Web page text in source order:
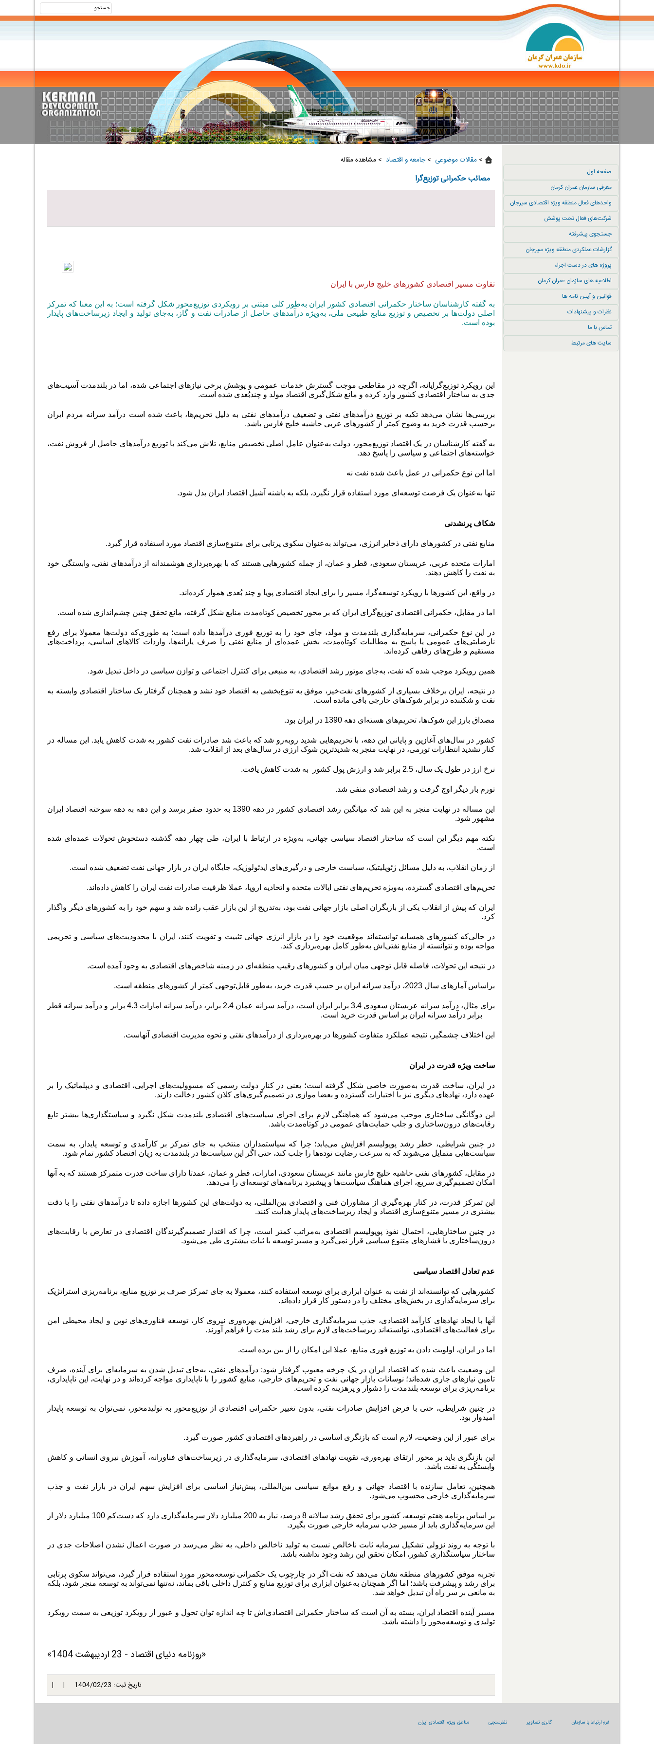
صفحه اول
معرفی سازمان عمران کرمان
واحدهای فعال منطقه ویژه اقتصادی سیرجان
شرکت‌های فعال تحت پوشش
جستجوی پیشرفته
گزارشات عملکردی منطقه ویژه سیرجان
پروژه های در دست اجراء
اطلاعیه های سازمان عمران کرمان
قوانین و آیین نامه ها
نظرات و پیشنهادات
تماس با ما
سایت های مرتبط
> مقالات موضوعی ‏ > جامعه و اقتصاد ‏ > مشاهده مقاله
مصائب حکمرانی توزیع‌گرا
تفاوت مسیر اقتصادی کشورهای خلیج فارس با ایران
به گفته کارشناسان ساختار حکمرانی اقتصادی کشور ایران به‌طور کلی مبتنی بر رویکردی توزیع‌محور شکل گرفته است؛ به این معنا که تمرکز
اصلی دولت‌ها بر تخصیص و توزیع منابع طبیعی ملی، به‌ویژه درآمدهای حاصل از صادرات نفت و گاز، به‌جای تولید و ایجاد زیرساخت‌های پایدار
بوده است.
این رویکرد توزیع‌گرایانه، اگرچه در مقاطعی موجب گسترش خدمات عمومی و پوشش برخی نیازهای اجتماعی شده، اما در بلندمدت آسیب‌های
جدی به ساختار اقتصادی کشور وارد کرده و مانع شکل‌گیری اقتصاد مولد و چندبُعدی شده است.
بررسی‌ها نشان می‌دهد تکیه بر توزیع درآمدهای نفتی و تضعیف درآمدهای نفتی به دلیل تحریم‌ها، باعث شده است درآمد سرانه مردم ایران
برحسب قدرت خرید به‌ وضوح کمتر از کشورهای عربی حاشیه خلیج فارس باشد.
به گفته کارشناسان در یک اقتصاد توزیع‌محور، دولت به‌عنوان عامل اصلی تخصیص منابع، تلاش می‌کند با توزیع درآمدهای حاصل از فروش نفت،
خواسته‌های اجتماعی و سیاسی را پاسخ دهد.
اما این نوع حکمرانی در عمل باعث شده نفت نه‌
تنها به‌عنوان یک فرصت توسعه‌ای مورد استفاده قرار نگیرد، بلکه به پاشنه آشیل اقتصاد ایران بدل شود.
شکاف پرنشدنی
منابع نفتی در کشورهای دارای ذخایر انرژی، می‌تواند به‌عنوان سکوی پرتابی برای متنوع‌سازی اقتصاد مورد استفاده قرار ‌گیرد.
امارات متحده عربی، عربستان سعودی، قطر و عمان، از جمله کشورهایی هستند که با بهره‌برداری هوشمندانه از درآمدهای نفتی، وابستگی خود
به نفت را کاهش دهند.
در واقع، این کشورها با رویکرد توسعه‌گرا، مسیر را برای ایجاد اقتصادی پویا و چند بُعدی هموار کرده‌اند.
اما در مقابل، حکمرانی اقتصادی توزیع‌گرای ایران که بر محور تخصیص کوتاه‌مدت منابع شکل گرفته، مانع تحقق چنین چشم‌اندازی شده است.
در این نوع حکمرانی، سرمایه‌گذاری بلندمدت و مولد، جای خود را به توزیع فوری درآمدها داده است؛ به طوری‌که دولت‌ها معمولا برای رفع
نارضایتی‌های عمومی یا پاسخ به مطالبات کوتاه‌مدت، بخش عمده‌ای از منابع نفتی را صرف یارانه‌ها، واردات کالاهای اساسی، پرداخت‌های
مستقیم و طرح‌های رفاهی کرده‌اند.
همین رویکرد موجب شده که نفت، به‌جای موتور رشد اقتصادی، به منبعی برای کنترل اجتماعی و توازن سیاسی در داخل تبدیل شود.
در نتیجه، ایران برخلاف بسیاری از کشورهای نفت‌خیز، موفق به تنوع‌بخشی به اقتصاد خود نشد و همچنان گرفتار یک ساختار اقتصادی وابسته به
نفت و شکننده در برابر شوک‌های خارجی باقی مانده است.
مصداق بارز این شوک‌ها، تحریم‌های هسته‌ای دهه 1390 در ایران بود.
کشور در سال‌های آغازین و پایانی این دهه، با تحریم‌هایی شدید روبه‌رو شد که باعث شد صادرات نفت کشور به شدت کاهش یابد. این مساله در
کنار تشدید انتظارات تورمی، در نهایت منجر به شدیدترین شوک ارزی در سال‌های بعد از انقلاب شد.
نرخ ارز در طول یک سال، 2.5 برابر شد و ارزش پول کشور به شدت کاهش یافت.
تورم بار دیگر اوج گرفت و رشد اقتصادی منفی شد.
این مساله در نهایت منجر به این شد که میانگین رشد اقتصادی کشور در دهه 1390 به حدود صفر برسد و این دهه به دهه سوخته اقتصاد ایران
مشهور شود.
نکته مهم دیگر این است که ساختار اقتصاد سیاسی جهانی، به‌ویژه در ارتباط با ایران، طی چهار دهه گذشته دستخوش تحولات عمده‌ای شده
است.
از زمان انقلاب، به‌ دلیل مسائل ژئوپلیتیک، سیاست خارجی و درگیری‌های ایدئولوژیک، جایگاه ایران در بازار جهانی نفت تضعیف شده است.
تحریم‌های اقتصادی گسترده، به‌ویژه تحریم‌های نفتی ایالات متحده و اتحادیه اروپا، عملا ظرفیت صادرات نفت ایران را کاهش داده‌اند.
ایران که پیش از انقلاب یکی از بازیگران اصلی بازار جهانی نفت بود، به‌تدریج از این بازار عقب رانده شد و سهم خود را به کشورهای دیگر واگذار
کرد.
در‌ حالی‌که کشورهای همسایه توانسته‌اند موقعیت خود را در بازار انرژی جهانی تثبیت و تقویت کنند، ایران با محدودیت‌های سیاسی و تحریمی
مواجه بوده و نتوانسته از منابع نفتی‌اش به‌طور کامل بهره‌برداری کند.
در نتیجه این تحولات، فاصله قابل توجهی میان ایران و کشورهای رقیب منطقه‌ای در زمینه شاخص‌های اقتصادی به ‌وجود آمده است.
بر‌اساس آمارهای سال 2023، درآمد سرانه ایران بر حسب قدرت خرید، به‌طور قابل‌توجهی کمتر از کشورهای منطقه است.
برای مثال، درآمد سرانه عربستان سعودی 3.4 برابر ایران است، درآمد سرانه عمان 2.4 برابر، درآمد سرانه امارات 4.3 برابر و درآمد سرانه قطر
این اختلاف چشمگیر، نتیجه عملکرد متفاوت کشورها در بهره‌برداری از درآمدهای نفتی و نحوه مدیریت اقتصادی آنهاست.
ساخت ویژه قدرت در ایران
در ایران، ساخت قدرت به‌صورت خاصی شکل گرفته است؛ یعنی در کنار دولت رسمی که مسوولیت‌های اجرایی، اقتصادی و دیپلماتیک را بر
عهده دارد، نهادهای دیگری نیز با اختیارات گسترده و بعضا موازی در تصمیم‌گیری‌های کلان کشور دخالت دارند.
این دوگانگی ساختاری موجب می‌شود که هماهنگی لازم برای اجرای سیاست‌های اقتصادی بلندمدت شکل نگیرد و سیاستگذاری‌ها بیشتر تابع
رقابت‌های درون‌ساختاری و جلب حمایت‌های عمومی در کوتاه‌مدت باشد.
در چنین شرایطی، خطر رشد پوپولیسم افزایش می‌یابد؛ چرا که سیاستمداران منتخب به جای تمرکز بر کارآمدی و توسعه پایدار، به سمت
سیاست‌هایی متمایل می‌شوند که به‌ سرعت رضایت توده‌ها را جلب کند، حتی اگر این سیاست‌ها در بلندمدت به زیان اقتصاد کشور تمام شود.
در مقابل، کشورهای نفتی حاشیه خلیج فارس مانند عربستان سعودی، امارات، قطر و عمان، عمدتا دارای ساخت قدرت متمرکز هستند که به آنها
امکان تصمیم‌گیری سریع، اجرای هماهنگ سیاست‌ها و پیشبرد برنامه‌های توسعه‌ای را می‌دهد.
این تمرکز قدرت، در کنار بهره‌گیری از مشاوران فنی و اقتصادی بین‌المللی، به دولت‌های این کشورها اجازه داده تا درآمدهای نفتی را با دقت
بیشتری در مسیر متنوع‌سازی اقتصاد و ایجاد زیرساخت‌های پایدار هدایت کنند.
در چنین ساختارهایی، احتمال نفوذ پوپولیسم اقتصادی به‌مراتب کمتر است، چرا که اقتدار تصمیم‌گیرندگان اقتصادی در تعارض با رقابت‌های
درون‌ساختاری یا فشارهای متنوع سیاسی قرار نمی‌گیرد و مسیر توسعه با ثبات بیشتری طی می‌شود.
عدم تعادل اقتصاد سیاسی
کشورهایی که توانسته‌اند از نفت به‌ عنوان ابزاری برای توسعه استفاده کنند، معمولا به‌ جای تمرکز صرف بر توزیع منابع، برنامه‌ریزی استراتژیک
برای سرمایه‌گذاری در بخش‌های مختلف را در دستور کار قرار داده‌اند.
آنها با ایجاد نهادهای کارآمد اقتصادی، جذب سرمایه‌گذاری خارجی، افزایش بهره‌وری نیروی کار، توسعه فناوری‌های نوین و ایجاد محیطی امن
برای فعالیت‌های اقتصادی، توانسته‌اند زیرساخت‌های لازم برای رشد بلند مدت را فراهم آورند.
اما در ایران، اولویت دادن به توزیع فوری منابع، عملا این امکان را از بین برده است.
این وضعیت باعث شده که اقتصاد ایران در یک چرخه معیوب گرفتار شود: درآمدهای نفتی، به‌جای تبدیل شدن به سرمایه‌ای برای آینده، صرف
تامین نیازهای جاری شده‌اند؛ نوسانات بازار جهانی نفت و تحریم‌های خارجی، منابع کشور را با ناپایداری مواجه کرده‌اند و در نهایت، این ناپایداری،
برنامه‌ریزی برای توسعه بلندمدت را دشوار و پرهزینه کرده است.
در چنین شرایطی، حتی با فرض افزایش صادرات نفتی، بدون تغییر حکمرانی اقتصادی از توزیع‌محور به تولیدمحور، نمی‌توان به توسعه پایدار
امیدوار بود.
برای عبور از این وضعیت، لازم است که بازنگری اساسی در راهبردهای اقتصادی کشور صورت گیرد.
این بازنگری باید بر محور ارتقای بهره‌وری، تقویت نهادهای اقتصادی، سرمایه‌گذاری در زیرساخت‌های فناورانه، آموزش نیروی انسانی و کاهش
وابستگی به نفت باشد.
همچنین، تعامل سازنده با اقتصاد جهانی و رفع موانع سیاسی بین‌المللی، پیش‌نیاز اساسی برای افزایش سهم ایران در بازار نفت و جذب
سرمایه‌گذاری خارجی محسوب می‌شود.
بر اساس برنامه هفتم توسعه، کشور برای تحقق رشد سالانه 8 درصد، نیاز به 200 میلیارد دلار سرمایه‌گذاری دارد که دست‌کم 100 میلیارد دلار از
این سرمایه‌گذاری باید از مسیر جذب سرمایه خارجی صورت بگیرد.
با توجه به روند نزولی تشکیل سرمایه ثابت ناخالص نسبت به تولید ناخالص داخلی، به نظر می‌رسد در صورت اعمال نشدن اصلاحات جدی در
ساختار سیاستگذاری کشور، امکان تحقق این رشد وجود نداشته باشد.
تجربه موفق کشورهای منطقه نشان می‌دهد که نفت اگر در چارچوب یک حکمرانی توسعه‌محور مورد استفاده قرار گیرد، می‌تواند سکوی پرتابی
برای رشد و پیشرفت باشد؛ اما اگر همچنان به‌عنوان ابزاری برای توزیع منابع و کنترل داخلی باقی بماند، نه‌تنها نمی‌تواند به توسعه منجر شود، بلکه
به مانعی بر سر راه آن تبدیل خواهد شد.
مسیر آینده اقتصاد ایران، بسته به آن است که ساختار حکمرانی اقتصادی‌اش تا چه اندازه توان تحول و عبور از رویکرد توزیعی به سمت رویکرد
تولیدی و توسعه‌محور را داشته باشد.
«روزنامه دنیای اقتصاد - 23 اردیبهشت 1404»
تاریخ ثبت: | |
فرم ارتباط با سازمان گالری تصاویر نظرسنجی مناطق ویژه اقتصادی ایران